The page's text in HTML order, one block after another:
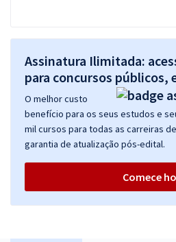
Assinatura Ilimitada:
para concursos públicos,
O melhor custo
benefício para os seus estudos e
mil cursos para todas as carreiras
garantia de atualização pós-edital.
Comece